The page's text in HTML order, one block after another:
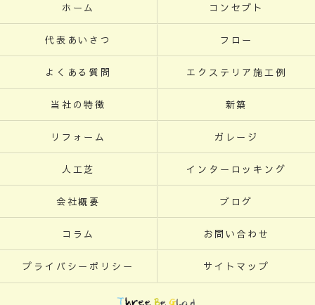
ホーム コンセプト
代表あいさつ フロー
よくある質問 エクステリア施工例
当社の特徴 新築
リフォーム ガレージ
人工芝 インターロッキング
会社概要 ブログ
コラム お問い合わせ
プライバシーポリシー サイトマップ